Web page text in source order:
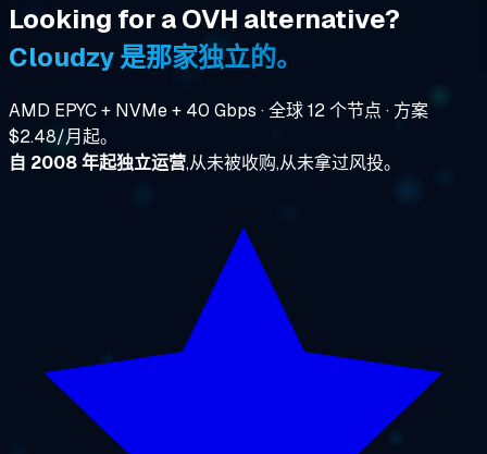
Looking for a OVH alternative?
Cloudzy 是那家独立的。
AMD EPYC + NVMe + 40 Gbps · 全球 12 个节点 · 方案
$2.48/月起。
自 2008 年起独立运营,从未被收购,从未拿过风投。